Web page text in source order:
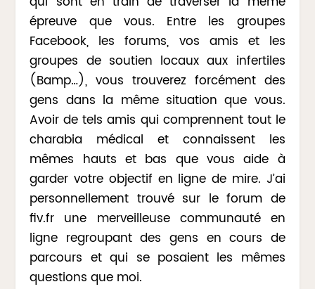
épreuve que vous. Entre les groupes
Facebook, les forums, vos amis et les
groupes de soutien locaux aux infertiles
(Bamp…), vous trouverez forcément des
gens dans la même situation que vous.
Avoir de tels amis qui comprennent tout le
charabia médical et connaissent les
mêmes hauts et bas que vous aide à
garder votre objectif en ligne de mire. J’ai
personnellement trouvé sur le forum de
fiv.fr une merveilleuse communauté en
ligne regroupant des gens en cours de
parcours et qui se posaient les mêmes
questions que moi.